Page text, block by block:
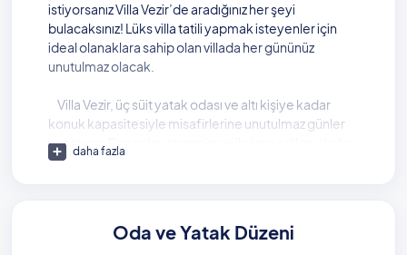
istiyorsanız Villa Vezir’de aradığınız her şeyi
bulacaksınız! Lüks villa tatili yapmak isteyenler için
ideal olanaklara sahip olan villada her gününüz
unutulmaz olacak.
Villa Vezir, üç süit yatak odası ve altı kişiye kadar
konuk kapasitesiyle misafirlerine unutulmaz günler
yaşatıyor. Bungalov tarzı mimari ile inşa edilen, doğa
ile tam uyum sağlayan bu villada, tatil boyunca
Biri kapalı olmak üzere iki ayrı havuzu bulunan
daha fazla
Oda ve Yatak Düzeni